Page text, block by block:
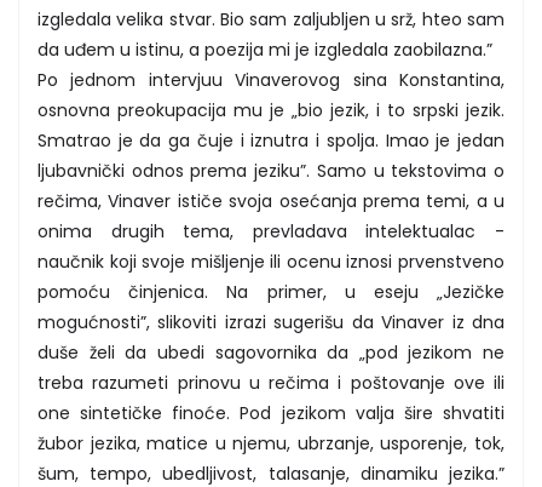
izgledala velika stvar. Bio sam zaljubljen u srž, hteo sam
da uđem u istinu, a poezija mi je izgledala zaobilazna.”
Po jednom intervjuu Vinaverovog sina Konstantina,
osnovna preokupacija mu je „bio jezik, i to srpski jezik.
Smatrao je da ga čuje i iznutra i spolja. Imao je jedan
ljubavnički odnos prema jeziku”. Samo u tekstovima o
rečima, Vinaver ističe svoja osećanja prema temi, a u
onima drugih tema, prevladava intelektualac -
naučnik koji svoje mišljenje ili ocenu iznosi prvenstveno
pomoću činjenica. Na primer, u eseju „Jezičke
mogućnosti”, slikoviti izrazi sugerišu da Vinaver iz dna
duše želi da ubedi sagovornika da „pod jezikom ne
treba razumeti prinovu u rečima i poštovanje ove ili
one sintetičke finoće. Pod jezikom valja šire shvatiti
žubor jezika, matice u njemu, ubrzanje, usporenje, tok,
šum, tempo, ubedljivost, talasanje, dinamiku jezika.”